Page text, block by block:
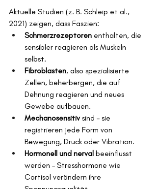
Aktuelle Studien (z. B. Schleip et al.,
2021) zeigen, dass Faszien:
Schmerzrezeptoren enthalten, die
sensibler reagieren als Muskeln
selbst.
Fibroblasten, also spezialisierte
Zellen, beherbergen, die auf
Dehnung reagieren und neues
Gewebe aufbauen.
Mechanosensitiv sind – sie
registrieren jede Form von
Bewegung, Druck oder Vibration.
Hormonell und nerval beeinflusst
werden – Stresshormone wie
Cortisol verändern ihre